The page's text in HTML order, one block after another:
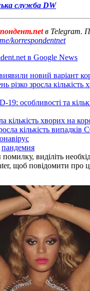
служба DW
в Telegram.
korrespondentnet
в Google News
новий варіант
різко зросла
особливості та
кількість хворих на
кількість
пандемия
виділіть
щоб повідомити про